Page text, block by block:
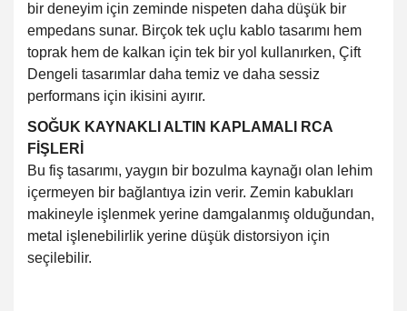
bir deneyim için zeminde nispeten daha düşük bir
empedans sunar. Birçok tek uçlu kablo tasarımı hem
toprak hem de kalkan için tek bir yol kullanırken, Çift
Dengeli tasarımlar daha temiz ve daha sessiz
performans için ikisini ayırır.
SOĞUK KAYNAKLI ALTIN ​​KAPLAMALI RCA
FİŞLERİ
Bu fiş tasarımı, yaygın bir bozulma kaynağı olan lehim
içermeyen bir bağlantıya izin verir. Zemin kabukları
makineyle işlenmek yerine damgalanmış olduğundan,
metal işlenebilirlik yerine düşük distorsiyon için
seçilebilir.